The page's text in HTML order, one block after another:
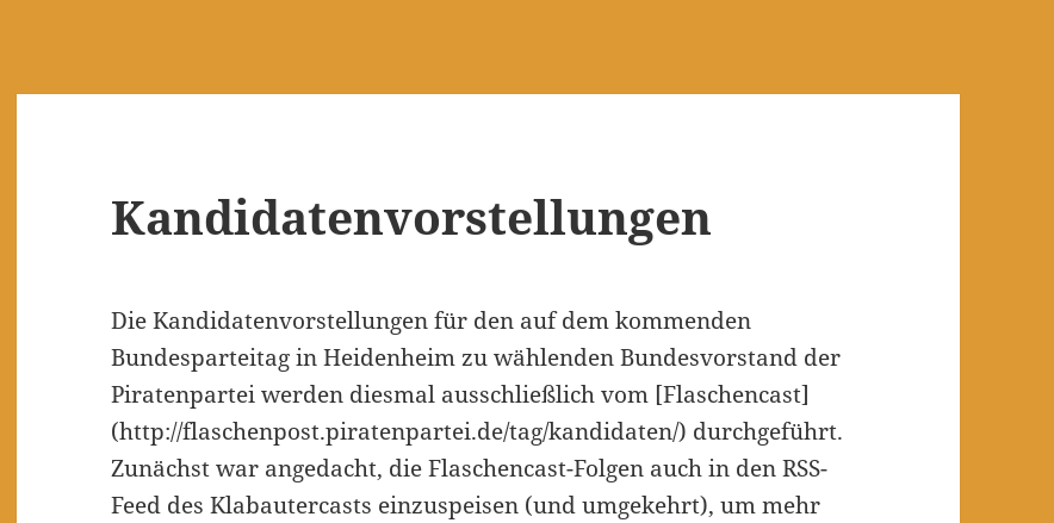
Kandidatenvorstellungen
Die Kandidatenvorstellungen für den auf dem kommenden
Bundesparteitag in Heidenheim zu wählenden Bundesvorstand der
Piratenpartei werden diesmal ausschließlich vom [Flaschencast]
(http://flaschenpost.piratenpartei.de/tag/kandidaten/) durchgeführt.
Zunächst war angedacht, die Flaschencast-Folgen auch in den RSS-
Feed des Klabautercasts einzuspeisen (und umgekehrt), um mehr